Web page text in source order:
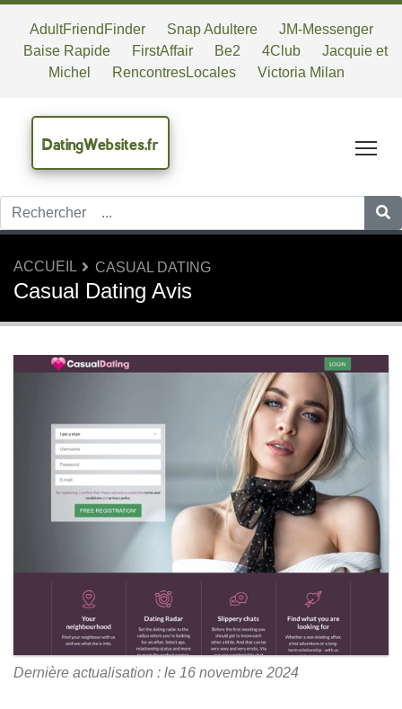
AdultFriendFinder Snap Adultere
JM-Messenger
Baise Rapide
FirstAffair Be2 4Club
Jacquie et
Michel
RencontresLocales Victoria Milan
DatingWebsites.fr
ACCUEIL CASUAL DATING
Casual Dating Avis
Dernière actualisation : le 16 novembre 2024